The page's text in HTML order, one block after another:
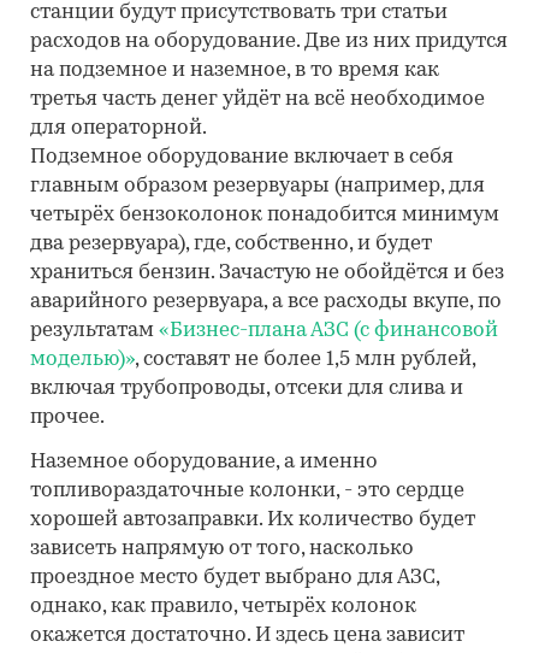
станции будут присутствовать три статьи
расходов на оборудование. Две из них придутся
на подземное и наземное, в то время как
третья часть денег уйдёт на всё необходимое
для операторной.
Подземное оборудование включает в себя
главным образом резервуары (например, для
четырёх бензоколонок понадобится минимум
два резервуара), где, собственно, и будет
храниться бензин. Зачастую не обойдётся и без
аварийного резервуара, а все расходы вкупе, по
результатам «Бизнес-плана АЗС (с финансовой
моделью)», составят не более 1,5 млн рублей,
включая трубопроводы, отсеки для слива и
прочее.
Наземное оборудование, а именно
топливораздаточные колонки, - это сердце
хорошей автозаправки. Их количество будет
зависеть напрямую от того, насколько
проездное место будет выбрано для АЗС,
однако, как правило, четырёх колонок
окажется достаточно. И здесь цена зависит